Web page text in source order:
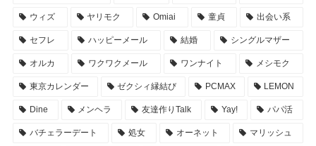
ウィズ ヤリモク Omiai 童貞 出会い系
セフレ ハッピーメール 結婚 シングルマザー
オルカ ワクワクメール ワンナイト メシモク
東京カレンダー ゼクシィ縁結び PCMAX LEMON
Dine メンヘラ 友達作りTalk Yay! パパ活
バチェラーデート 処女 オーネット マリッシュ